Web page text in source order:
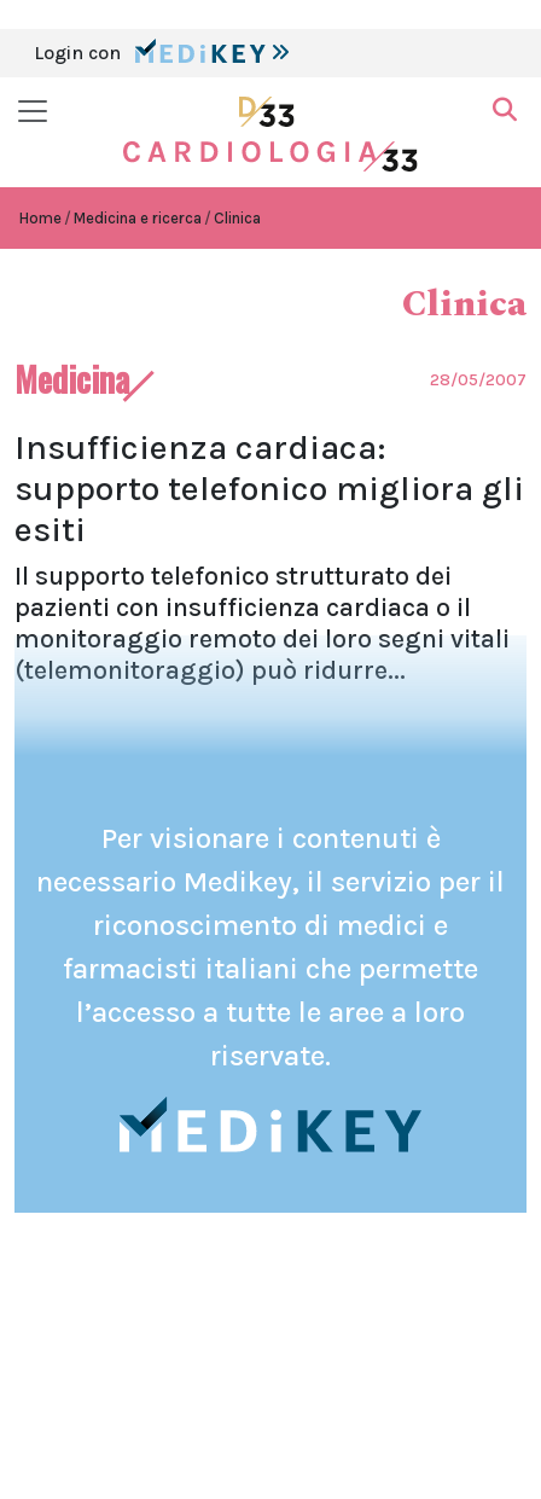
Login con
Home Medicina e ricerca Clinica
Clinica
Medicina 28/05/2007
Insufficienza cardiaca:
supporto telefonico migliora gli
esiti
Il supporto telefonico strutturato dei
pazienti con insufficienza cardiaca o il
monitoraggio remoto dei loro segni vitali
(telemonitoraggio) può ridurre...
Per visionare i contenuti è
necessario Medikey, il servizio per il
riconoscimento di medici e
farmacisti italiani che permette
l’accesso a tutte le aree a loro
riservate.